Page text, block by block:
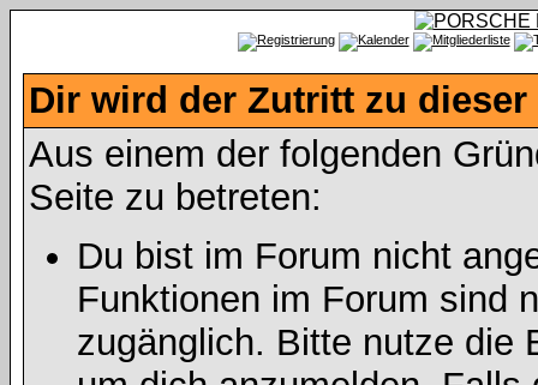
Dir wird der Zutritt zu dieser
Aus einem der folgenden
Seite zu betreten:
Du bist im Forum nicht
Funktionen im Forum sind
zugänglich. Bitte nutze die